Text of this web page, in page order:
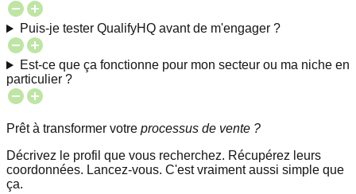
Puis-je tester QualifyHQ avant de m'engager ?
Est-ce que ça fonctionne pour mon secteur ou ma niche en
particulier ?
Prêt à transformer votre processus de vente ?
Décrivez le profil que vous recherchez. Récupérez leurs
coordonnées. Lancez-vous. C'est vraiment aussi simple que
ça.